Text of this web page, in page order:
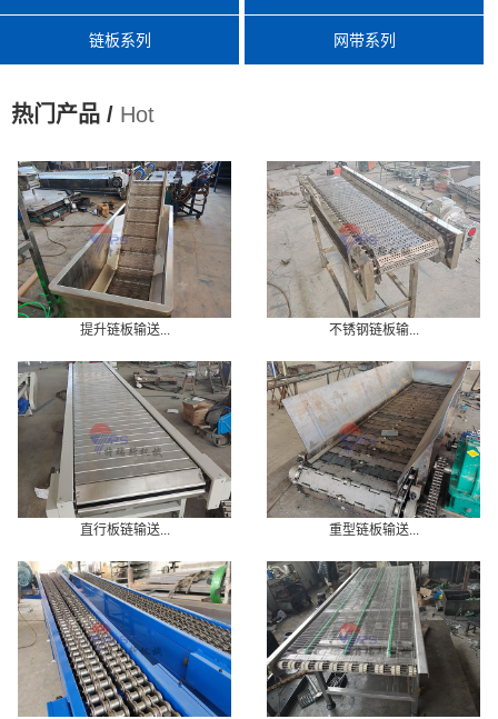
链板系列 网带系列
热门产品 / Hot
提升链板输送... 不锈钢链板输...
直行板链输送... 重型链板输送...